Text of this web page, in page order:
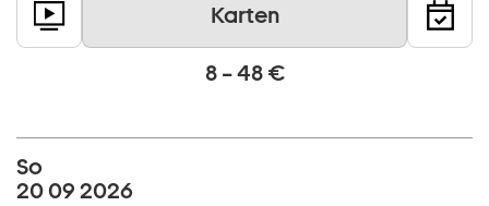
Karten
8 – 48 €
So
20 09 2026